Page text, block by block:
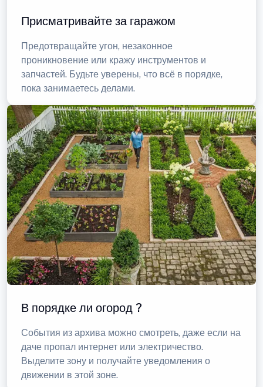
Присматривайте за гаражом
Предотвращайте угон, незаконное
проникновение или кражу инструментов и
запчастей. Будьте уверены, что всё в порядке,
пока занимаетесь делами.
В порядке ли огород ?
События из архива можно смотреть, даже если на
даче пропал интернет или электричество.
Выделите зону и получайте уведомления о
движении в этой зоне.